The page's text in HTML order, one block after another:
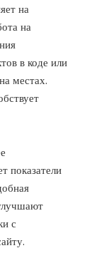
на
на
в коде или
местах.
показатели
с